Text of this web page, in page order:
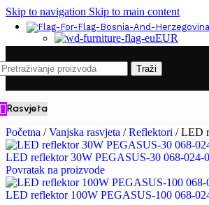
Skip to navigation Skip to main content
EUR
Traži
Rasvjeta
Početna / Vanjska rasvjeta / Reflektori / LED
LED reflektor 30W PEGASUS-30 068-024-
Povratak na proizvode
LED reflektor 100W PEGASUS-100 068-